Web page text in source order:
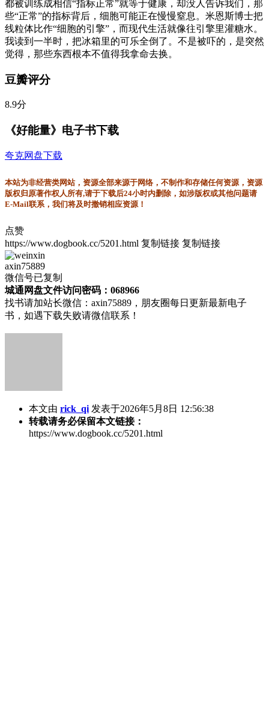
都被训练成相信“指标正常”就等于健康，却没人告诉我们，那
些“正常”的指标背后，细胞可能正在慢慢窒息。米恩斯博士把
线粒体比作“细胞的引擎”，而现代生活就像往引擎里灌糖水。
我读到一半时，把冰箱里的可乐全倒了。不是被吓的，是突然
觉得，那些东西根本不值得我拿命去换。
豆瓣评分
8.9分
《好能量》电子书下载
夸克网盘下载
本站为非经营类网站，资源全部来源于网络，不制作和存储任何资源，资源
版权归原著作权人所有,请于下载后24小时内删除，如涉版权或其他问题请
E-Mail联系，我们将及时撤销相应资源！
点赞
https://www.dogbook.cc/5201.html 复制链接 复制链接
axin75889
微信号已复制
城通网盘文件访问密码：068966
找书请加站长微信：axin75889，朋友圈每日更新最新电子
书，如遇下载失败请微信联系！
本文由 rick_qi 发表于2026年5月8日 12:56:38
转载请务必保留本文链接：
https://www.dogbook.cc/5201.html